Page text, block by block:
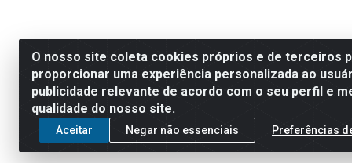
O nosso site coleta cookies próprios e de terceiros
proporcionar uma experiência personalizada ao
publicidade relevante de acordo com o seu perfil e
qualidade do nosso site.
Aceitar Negar não essenciais Preferências